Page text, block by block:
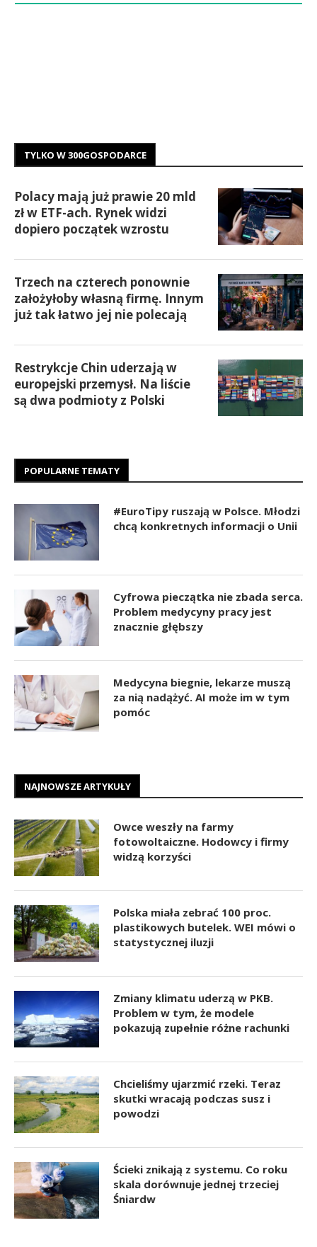
TYLKO W 300GOSPODARCE
Polacy mają już prawie 20 mld
zł w ETF-ach. Rynek widzi
dopiero początek wzrostu
Trzech na czterech ponownie
założyłoby własną firmę. Innym
już tak łatwo jej nie polecają
Restrykcje Chin uderzają w
europejski przemysł. Na liście
są dwa podmioty z Polski
POPULARNE TEMATY
#EuroTipy ruszają w Polsce. Młodzi
chcą konkretnych informacji o Unii
Cyfrowa pieczątka nie zbada serca.
Problem medycyny pracy jest
znacznie głębszy
Medycyna biegnie, lekarze muszą
za nią nadążyć. AI może im w tym
pomóc
NAJNOWSZE ARTYKUŁY
Owce weszły na farmy
fotowoltaiczne. Hodowcy i firmy
widzą korzyści
Polska miała zebrać 100 proc.
plastikowych butelek. WEI mówi o
statystycznej iluzji
Zmiany klimatu uderzą w PKB.
Problem w tym, że modele
pokazują zupełnie różne rachunki
Chcieliśmy ujarzmić rzeki. Teraz
skutki wracają podczas susz i
powodzi
Ścieki znikają z systemu. Co roku
skala dorównuje jednej trzeciej
Śniardw